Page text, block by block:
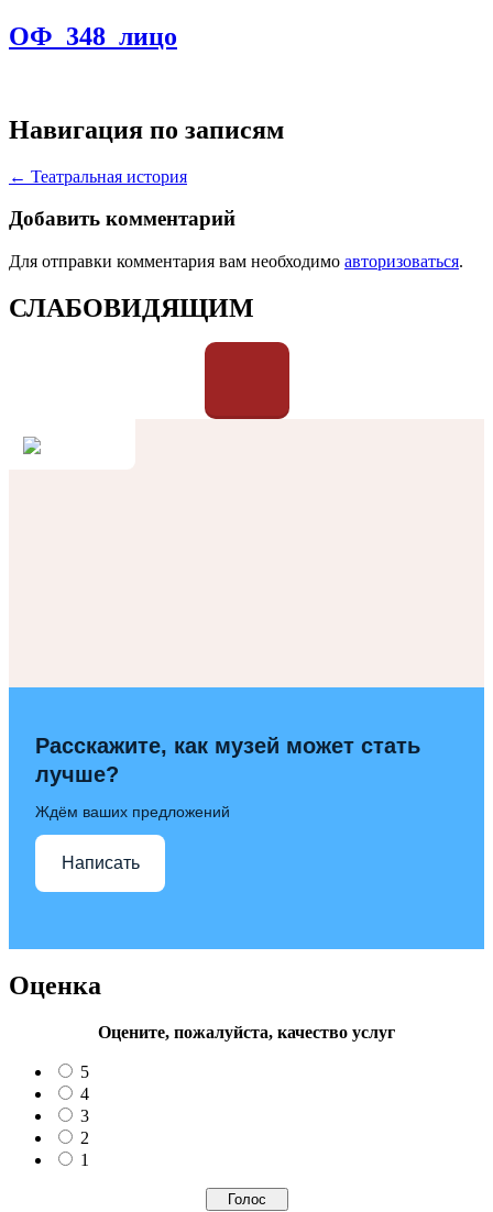
ОФ_348_лицо
Навигация по записям
← Театральная история
Добавить комментарий
Для отправки комментария вам необходимо авторизоваться.
СЛАБОВИДЯЩИМ
Расскажите, как музей может стать
лучше?
Ждём ваших предложений
Написать
Оценка
Оцените, пожалуйста, качество услуг
5
4
3
2
1